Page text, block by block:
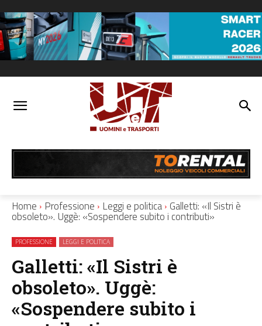
Home Professione Leggi e politica Galletti: «Il Sistri è
obsoleto». Uggè: «Sospendere subito i contributi»
PROFESSIONE LEGGI E POLITICA
Galletti: «Il Sistri è
obsoleto». Uggè:
«Sospendere subito i